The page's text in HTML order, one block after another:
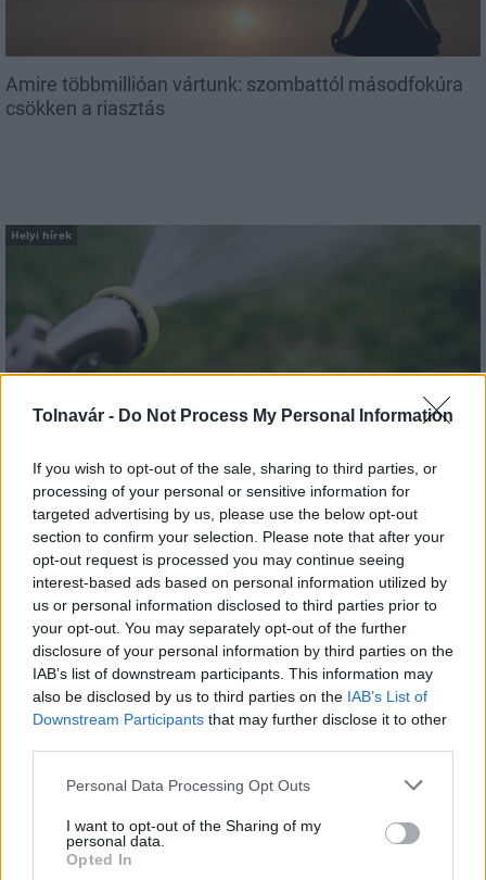
Tolnavár - Do Not Process My Personal Information
If you wish to opt-out of the sale, sharing to third parties, or
processing of your personal or sensitive information for
targeted advertising by us, please use the below opt-out
section to confirm your selection. Please note that after your
opt-out request is processed you may continue seeing
interest-based ads based on personal information utilized by
us or personal information disclosed to third parties prior to
your opt-out. You may separately opt-out of the further
disclosure of your personal information by third parties on the
IAB’s list of downstream participants. This information may
also be disclosed by us to third parties on the IAB’s List of
Downstream Participants that may further disclose it to other
Please note that this website/app uses one or more Google
not limited to your visit or usage behaviour. You may click to
grant or deny consent to Google and its third-party tags to
use your data for below specified purposes in below Google
Personal Data Processing Opt Outs
I want to opt-out of the Sharing of my
personal data.
Opted In
Amire többmillióan vártunk: szombattól másodfokúra
csökken a riasztás
Helyi hírek
A hőségben is védik a növényzetet Pakson
MAGYAR ÉPÍTŐK
Aktuális